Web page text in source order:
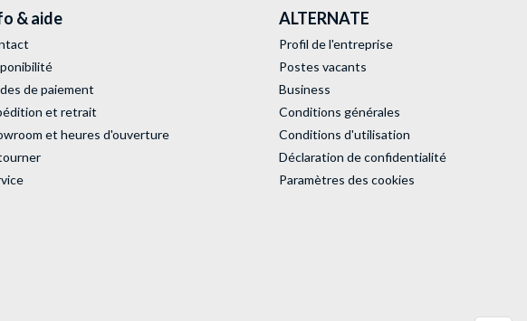
& aide
de paiement
et retrait
et heures d'ouverture
ALTERNATE
Profil de l'entreprise
Postes vacants
Business
Conditions générales
Conditions d'utilisation
Déclaration de confidentialité
Paramètres des cookies